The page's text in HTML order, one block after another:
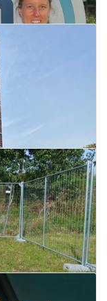
Lees meer
Lees meer